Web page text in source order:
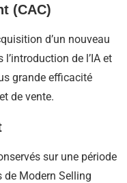
(CAC)
d’un nouveau
de l’IA et
grande efficacité
de vente.
sur une période
de Modern Selling